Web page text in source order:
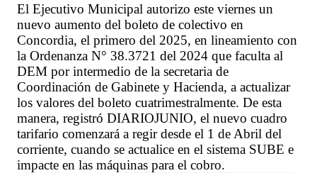
El Ejecutivo Municipal autorizo este viernes un
nuevo aumento del boleto de colectivo en
Concordia, el primero del 2025, en lineamiento con
la Ordenanza N° 38.3721 del 2024 que faculta al
DEM por intermedio de la secretaria de
Coordinación de Gabinete y Hacienda, a actualizar
los valores del boleto cuatrimestralmente. De esta
manera, registró DIARIOJUNIO, el nuevo cuadro
tarifario comenzará a regir desde el 1 de Abril del
corriente, cuando se actualice en el sistema SUBE e
impacte en las máquinas para el cobro.